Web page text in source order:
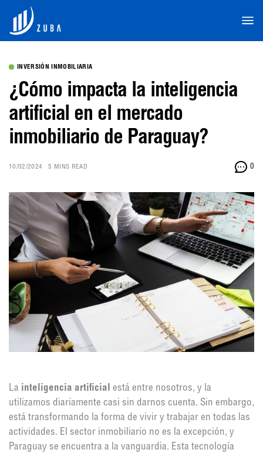
INVERSIÓN INMOBILIARIA
¿Cómo impacta la inteligencia
artificial en el mercado
inmobiliario de Paraguay?
10/02/2024 5 MINS READ 0
La inteligencia artificial está entre nosotros, y la
utilizamos diariamente casi sin darnos cuenta. Sin embargo,
está transformando la forma de vivir y trabajar en todas las
actividades. El sector inmobiliario no es la excepción, y
Paraguay se encuentra a la vanguardia. Esta tecnología